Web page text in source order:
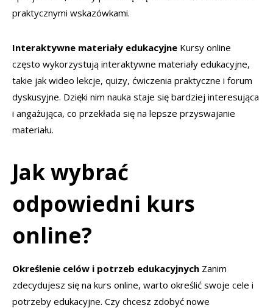
praktycznymi wskazówkami.
Interaktywne materiały edukacyjne Kursy online
często wykorzystują interaktywne materiały edukacyjne,
takie jak wideo lekcje, quizy, ćwiczenia praktyczne i forum
dyskusyjne. Dzięki nim nauka staje się bardziej interesująca
i angażująca, co przekłada się na lepsze przyswajanie
materiału.
Jak wybrać
odpowiedni kurs
online?
Określenie celów i potrzeb edukacyjnych Zanim
zdecydujesz się na kurs online, warto określić swoje cele i
potrzeby edukacyjne. Czy chcesz zdobyć nowe